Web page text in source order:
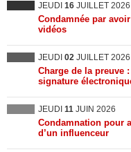
JEUDI 16 JUILLET 2026
Condamnée par
vidéos
JEUDI 02 JUILLET 2026
Charge de la preuve
signature
JEUDI 11 JUIN 2026
Condamnation pour
d’un influenceur